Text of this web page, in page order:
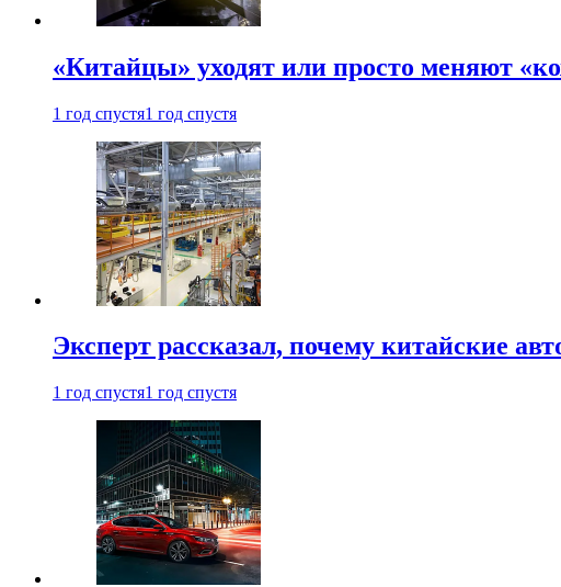
«Китайцы» уходят или просто меняют
1 год спустя1 год спустя
Эксперт рассказал, почему китайские
1 год спустя1 год спустя